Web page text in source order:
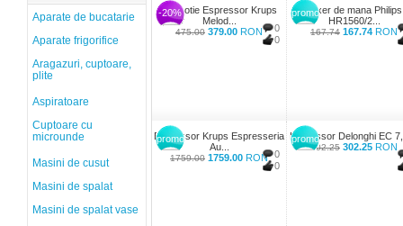
-20%
0
0
Promotie Espressor Krups
Melod...
475.00 379.00 RON
promoMixer de mana Philips
HR1560/2...
167.74 167.74 RON
promo
0
0
Espressor Krups Espresseria
Au...
1759.00 1759.00 RON
promo
Espressor Delonghi EC
302.25 302.25 RON
Aparate de bucatarie
Aparate frigorifice
Aragazuri, cuptoare,
plite
Aspiratoare
Cuptoare cu
microunde
Masini de cusut
Masini de spalat
Masini de spalat vase